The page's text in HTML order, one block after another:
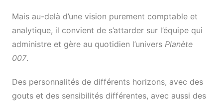
Mais au-delà d’une vision purement comptable et
analytique, il convient de s’attarder sur l’équipe qui
administre et gère au quotidien l’univers Planète
007.
Des personnalités de différents horizons, avec des
gouts et des sensibilités différentes, avec aussi des